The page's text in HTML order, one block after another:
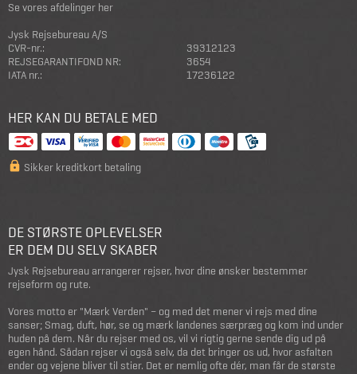
Se vores afdelinger her
Jysk Rejsebureau A/S
CVR-nr.:
39312123
REJSEGARANTIFOND NR:
3654
IATA nr.:
17236122
HER KAN DU BETALE MED
Sikker kreditkort betaling
DE STØRSTE OPLEVELSER
ER DEM DU SELV SKABER
Jysk Rejsebureau arrangerer rejser, hvor dine ønsker bestemmer
rejseform og rute.
Vores motto er "Mærk Verden" – og med det mener vi rejs med dine
sanser; Smag, duft, hør, se og mærk landenes særpræg og kom ind under
huden på dem. Når du rejser med os, vil vi rigtig gerne sende dig ud på
egen hånd. Sådan rejser vi også selv, da det bringer os ud, hvor asfalten
ender og vejene bliver til stier. Det er nemlig ofte dér, man får de største